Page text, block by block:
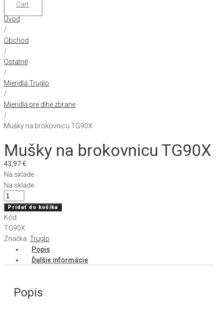
Cart
Úvod
/
Obchod
/
Ostatné
/
Mieridlá Truglo
/
Mieridlá pre dlhé zbrane
/
Mušky na brokovnicu TG90X
Mušky na brokovnicu TG90X
43,97€
Na sklade
Na sklade
množstvo
Mušky
na
brokovnicu
TG90X
Pridať do košíka
Kód:
TG90X
Značka: Truglo
Popis
Ďalšie informácie
Popis